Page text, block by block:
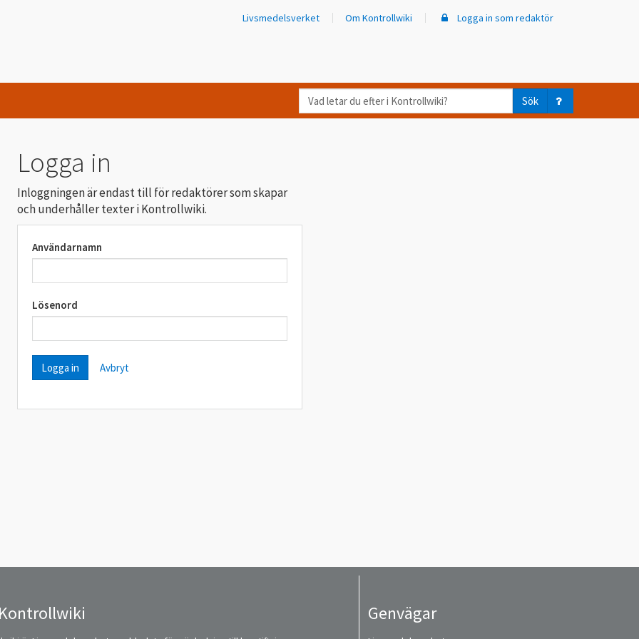
Livsmedelsverket Om Kontrollwiki Logga in som redaktör
Vad
letar
Sök
Logga in
Inloggningen är endast till för redaktörer som skapar
och underhåller texter i Kontrollwiki.
Användarnamn
Lösenord
Avbryt
Genvägar